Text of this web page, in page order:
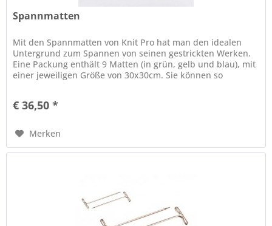
Spannmatten
Mit den Spannmatten von Knit Pro hat man den idealen
Untergrund zum Spannen von seinen gestrickten Werken.
Eine Packung enthält 9 Matten (in grün, gelb und blau), mit
einer jeweiligen Größe von 30x30cm. Sie können so
€ 36,50 *
Merken